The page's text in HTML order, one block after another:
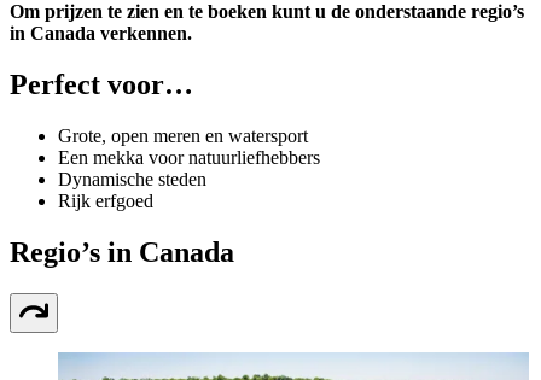
Om prijzen te zien en te boeken kunt u de onderstaande regio’s
in Canada verkennen.
Perfect voor…
Grote, open meren en watersport
Een mekka voor natuurliefhebbers
Dynamische steden
Rijk erfgoed
Regio’s in Canada